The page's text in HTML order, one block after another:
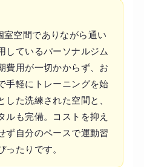
空間でありながら通い
しているパーソナルジム
費用が一切かからず、お
手軽にトレーニングを始
た洗練された空間と、
ルも完備。コストを抑え
ず自分のペースで運動習
たりです。